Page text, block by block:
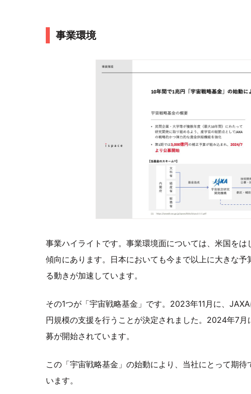
事業環境
事業ハイライトです。事業環境面については、米国を
傾向にあります。日本においても今まで以上に大きな
る動きが加速しています。
その1つが「宇宙戦略基金」です。2023年11月に、
円規模の支援を行うことが決定されました。2024年7
募が開始されています。
この「宇宙戦略基金」の始動により、当社にとって期
います。